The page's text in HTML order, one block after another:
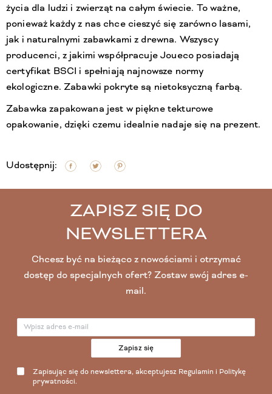
życia dla ludzi i zwierząt na całym świecie. To ważne,
ponieważ każdy z nas chce cieszyć się zarówno lasami,
jak i naturalnymi zabawkami z drewna. Wszyscy
producenci, z jakimi współpracuje Joueco posiadają
certyfikat BSCI i spełniają najnowsze normy
ekologiczne. Zabawki pokryte są nietoksyczną farbą.
Zabawka zapakowana jest w piękne tekturowe
opakowanie, dzięki czemu idealnie nadaje się na prezent.
Udostępnij:
ZAPISZ SIĘ DO
NEWSLETTERA
Chcesz być na bieżąco z nowościami i otrzymać
dostęp do specjalnych ofert? Zostaw swój adres e-
mail.
Zapisz się
Zapisując się do newslettera, akceptujesz Regulamin i Politykę
prywatności.